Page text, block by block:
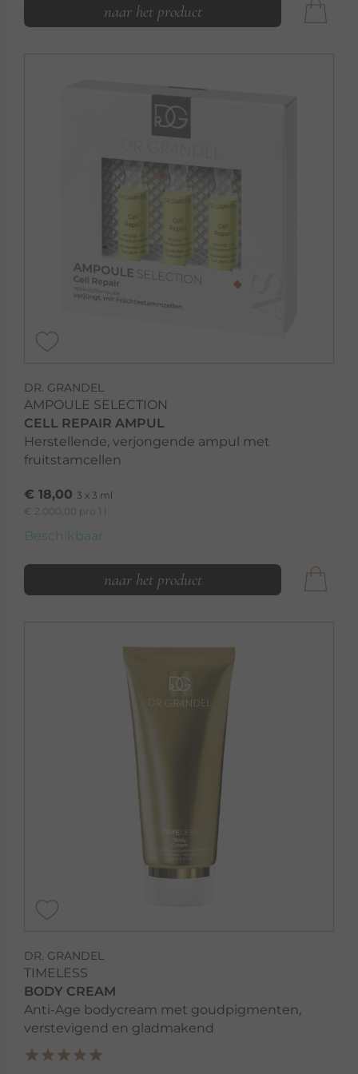
naar het product
DR. GRANDEL
AMPOULE SELECTION
CELL REPAIR AMPUL
Herstellende, verjongende ampul met
fruitstamcellen
€ 18,00 3 x 3 ml
€ 2.000,00 pro 1 l
Beschikbaar
naar het product
DR. GRANDEL
TIMELESS
BODY CREAM
Anti-Age bodycream met goudpigmenten,
verstevigend en gladmakend